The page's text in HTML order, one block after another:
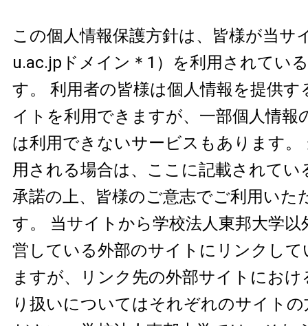
この個人情報保護方針は、皆様が当サ
u.ac.jpドメイン＊1）を利用されてい
す。 利用者の皆様は個人情報を提供
イトを利用できますが、一部個人情報
は利用できないサービスもあります。
用される場合は、ここに記載されてい
承諾の上、皆様のご意志でご利用いた
す。 当サイトから学校法人東邦大学以
営している外部のサイトにリンクし
ますが、リンク先の外部サイトにおけ
り扱いについてはそれぞれのサイト